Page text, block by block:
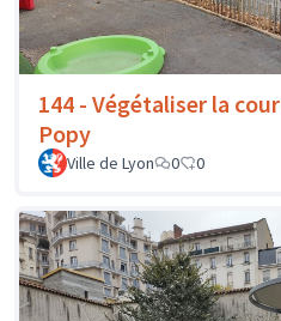
144 - Végétaliser la
Popy
Ville de Lyon 0 0